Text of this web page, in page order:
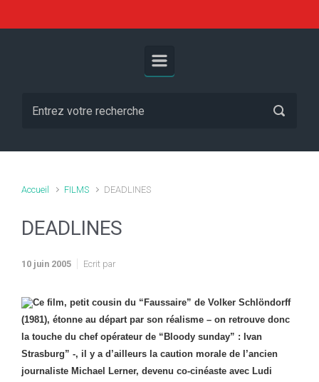
Accueil FILMS DEADLINES
DEADLINES
10 juin 2005 Ecrit par
Ce film, petit cousin du “Faussaire” de Volker Schlöndorff
(1981), étonne au départ par son réalisme – on retrouve donc
la touche du chef opérateur de “Bloody sunday” : Ivan
Strasburg” -, il y a d’ailleurs la caution morale de l’ancien
journaliste Michael Lerner, devenu co-cinéaste avec Ludi